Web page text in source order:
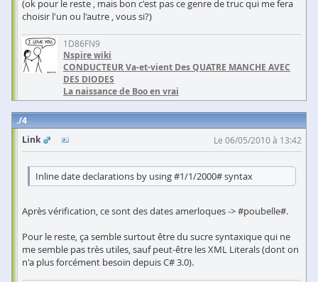
(ok pour le reste , mais bon c'est pas ce genre de truc qui me fera
choisir l'un ou l'autre , vous si?)
1D86FN9
Nspire wiki
CONDUCTEUR Va-et-vient Des QUATRE MANCHE AVEC
DES DIODES
La naissance de Boo en vrai
4
Link
Le 06/05/2010 à 13:42
Inline date declarations by using #1/1/2000# syntax
Après vérification, ce sont des dates amerloques -> #poubelle#.
Pour le reste, ça semble surtout être du sucre syntaxique qui ne
me semble pas très utiles, sauf peut-être les XML Literals (dont on
n'a plus forcément besoin depuis C# 3.0).